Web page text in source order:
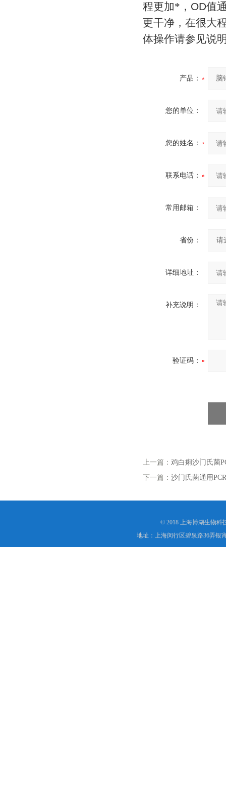
程更加*， OD值
更干净，在很大
体操作请参见说
产品：
您的单位：
您的姓名：
联系电话：
常用邮箱：
省份：
详细地址：
补充说明：
验证码：
上一篇： 鸡白痢沙门氏菌
下一篇： 沙门氏菌通用
© 2018 上海博湖生物科
地址：上海闵行区碧泉路36弄银